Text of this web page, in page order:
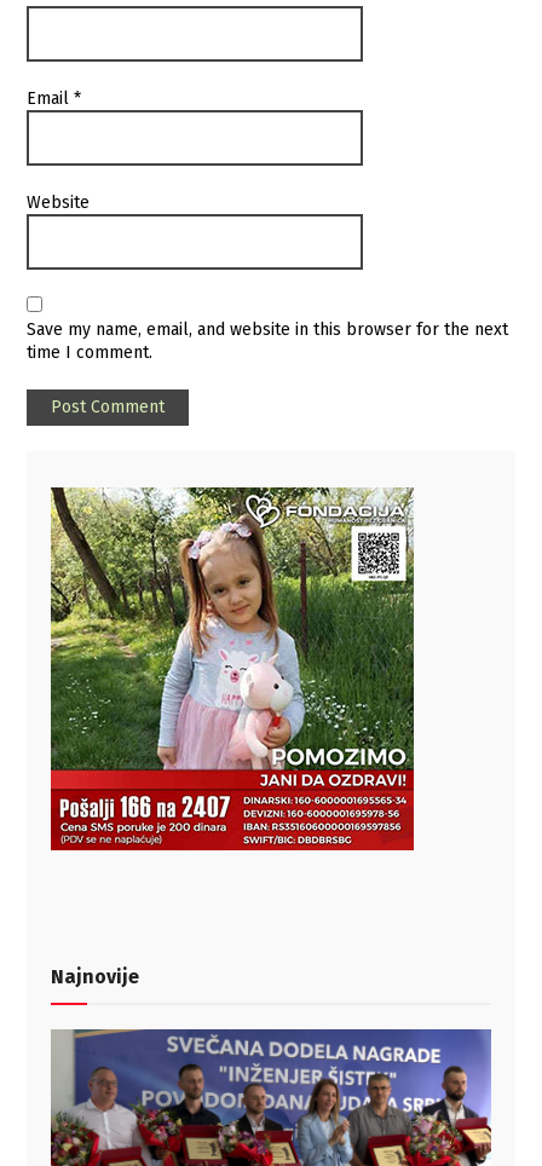
Email*
Website
Save my name, email, and website in this browser for the next
time I comment.
Najnovije